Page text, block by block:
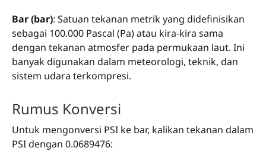
Bar (bar): Satuan tekanan metrik yang didefinisikan
sebagai 100.000 Pascal (Pa) atau kira-kira sama
dengan tekanan atmosfer pada permukaan laut. Ini
banyak digunakan dalam meteorologi, teknik, dan
sistem udara terkompresi.
Rumus Konversi
Untuk mengonversi PSI ke bar, kalikan tekanan dalam
PSI dengan 0.0689476: